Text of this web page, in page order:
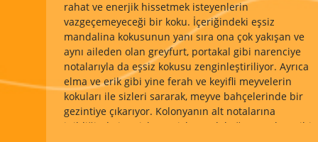
rahat ve enerjik hissetmek isteyenlerin
vazgeçemeyeceği bir koku. İçeriğindeki eşsiz
mandalina kokusunun yanı sıra ona çok yakışan ve
aynı aileden olan greyfurt, portakal gibi narenciye
notalarıyla da eşsiz kokusu zenginleştiriliyor. Ayrıca
elma ve erik gibi yine ferah ve keyifli meyvelerin
kokuları ile sizleri sararak, meyve bahçelerinde bir
gezintiye çıkarıyor. Kolonyanın alt notalarına
inildiğinde ise sizlere misk, sandal ağacı, amber gibi